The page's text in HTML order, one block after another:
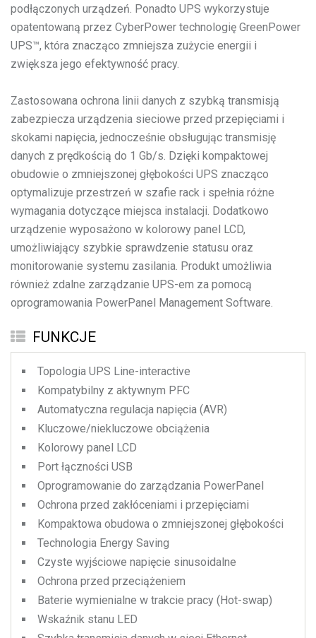
podłączonych urządzeń. Ponadto UPS wykorzystuje
opatentowaną przez CyberPower technologię GreenPower
UPS™, która znacząco zmniejsza zużycie energii i
zwiększa jego efektywność pracy.
Zastosowana ochrona linii danych z szybką transmisją
zabezpiecza urządzenia sieciowe przed przepięciami i
skokami napięcia, jednocześnie obsługując transmisję
danych z prędkością do 1 Gb/s. Dzięki kompaktowej
obudowie o zmniejszonej głębokości UPS znacząco
optymalizuje przestrzeń w szafie rack i spełnia różne
wymagania dotyczące miejsca instalacji. Dodatkowo
urządzenie wyposażono w kolorowy panel LCD,
umożliwiający szybkie sprawdzenie statusu oraz
monitorowanie systemu zasilania. Produkt umożliwia
również zdalne zarządzanie UPS-em za pomocą
oprogramowania PowerPanel Management Software.
FUNKCJE
Topologia UPS Line-interactive
Kompatybilny z aktywnym PFC
Automatyczna regulacja napięcia (AVR)
Kluczowe/niekluczowe obciążenia
Kolorowy panel LCD
Port łączności USB
Oprogramowanie do zarządzania PowerPanel
Ochrona przed zakłóceniami i przepięciami
Kompaktowa obudowa o zmniejszonej głębokości
Technologia Energy Saving
Czyste wyjściowe napięcie sinusoidalne
Ochrona przed przeciążeniem
Baterie wymienialne w trakcie pracy (Hot-swap)
Wskaźnik stanu LED